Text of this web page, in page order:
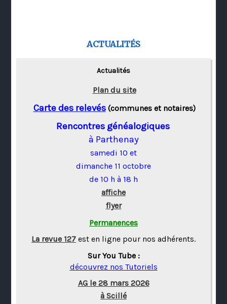
ACTUALITÉS
Actualités
Plan du site
Carte des relevés(communes et notaires)
Rencontres généalogiques
à Parthenay
samedi 10 et
dimanche 11 octobre
de 10 h à 18 h
affiche
flyer
Permanences
La revue 127 est en ligne pour nos adhérents.
Sur You Tube :
découvrez nos Tutoriels
AG le 28 mars 2026
à Scillé